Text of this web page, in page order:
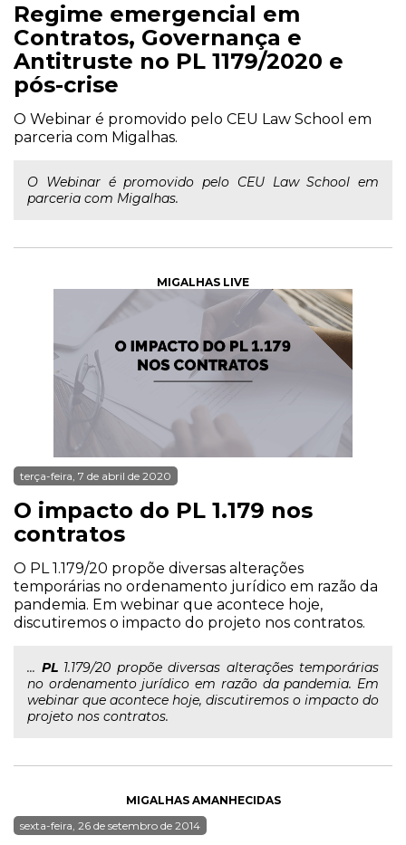
Regime emergencial em
Contratos, Governança e
Antitruste no PL 1179/2020 e
pós-crise
O Webinar é promovido pelo CEU Law School em
parceria com Migalhas.
O Webinar é promovido pelo CEU Law School em
parceria com Migalhas.
MIGALHAS LIVE
terça-feira, 7 de abril de 2020
O impacto do PL 1.179 nos
contratos
O PL 1.179/20 propõe diversas alterações
temporárias no ordenamento jurídico em razão da
pandemia. Em webinar que acontece hoje,
discutiremos o impacto do projeto nos contratos.
... PL1.179/20 propõe diversas alterações temporárias
no ordenamento jurídico em razão da pandemia. Em
webinar que acontece hoje, discutiremos o impacto do
projeto nos contratos.
MIGALHAS AMANHECIDAS
sexta-feira, 26 de setembro de 2014